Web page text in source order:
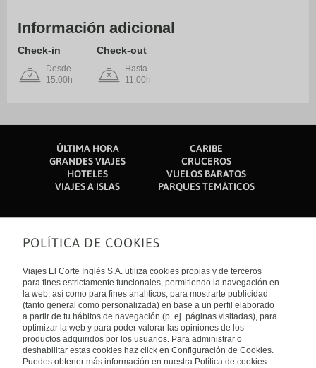
Información adicional
Check-in
Desde
15:00h
Check-out
Hasta
11:00h
ÚLTIMA HORA
CARIBE
GRANDES VIAJES
CRUCEROS
HOTELES
VUELOS BARATOS
VIAJES A ISLAS
PARQUES TEMÁTICOS
Sobre nosotros
Quiénes somos
Financiación
Sostenibilidad
Turismo accesible
Tarjeta El Corte Inglés
Trabaja con nosotros
El Corte Inglés
Canal Ético
Enlaces de interés
Guías de viaje
Catálogos
Auto check-in
Condiciones Generales
Política de privacidad
Política de cookies
Internacional
España
POLÍTICA DE COOKIES
Viajes El Corte Inglés S.A. utiliza cookies propias y de terceros
para fines estrictamente funcionales, permitiendo la navegación en
la web, así como para fines analíticos, para mostrarte publicidad
(tanto general como personalizada) en base a un perfil elaborado
a partir de tu hábitos de navegación (p. ej. páginas visitadas), para
optimizar la web y para poder valorar las opiniones de los
productos adquiridos por los usuarios. Para administrar o
deshabilitar estas cookies haz click en Configuración de Cookies.
Puedes obtener más información en nuestra Política de cookies.